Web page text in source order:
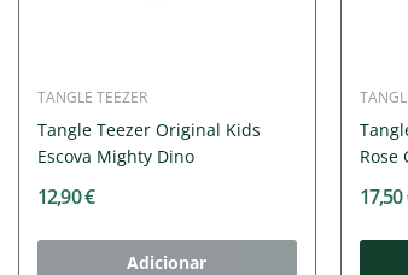
TANGLE TEEZER
Tangle Teezer Original Kids
Escova Mighty Dino
12,90 €
Adicionar
Rose
17,50